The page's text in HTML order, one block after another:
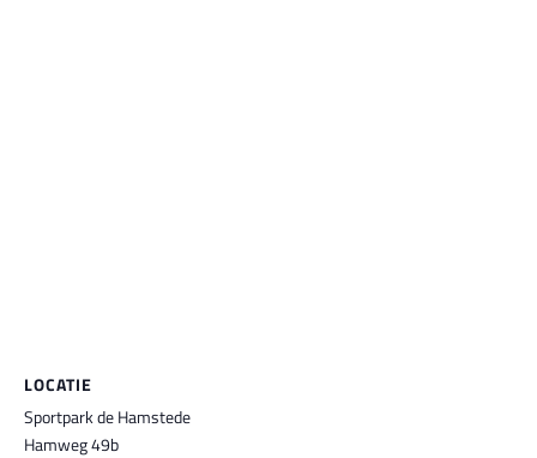
LOCATIE
Sportpark de Hamstede
Hamweg 49b